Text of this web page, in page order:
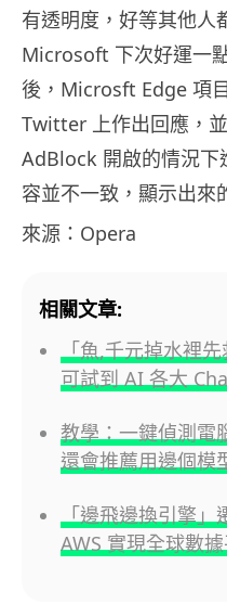
有透明度，好等其他人
Microsoft 下次好運一
後，Microsft Edge 項
Twitter 上作出回應，
AdBlock 開啟的情況下
容並不一致，顯示出來
來源：Opera
相關文章:
「魚,千元掉水裡
可試到 AI 各大
教學：一鍵偵測電
還會推薦用邊個模
「邊飛邊換引擎
AWS 實現全球數